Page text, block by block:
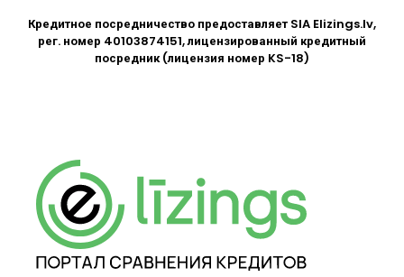
Кредитное посредничество предоставляет SIA Elizings.lv,
рег. номер 40103874151, лицензированный кредитный
посредник (лицензия номер KS-18)